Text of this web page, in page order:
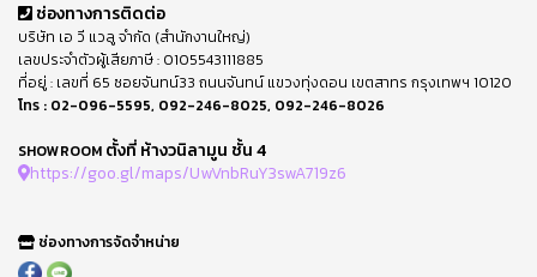
ช่องทางการติดต่อ
บริษัท เอ วี แวลู จำกัด (สำนักงานใหญ่)
เลขประจำตัวผู้เสียภาษี : 0105543111885
ที่อยู่ : เลขที่ 65 ซอยจันทน์33 ถนนจันทน์ แขวงทุ่งดอน เขตสาทร กรุงเทพฯ 10120
โทร : 02-096-5595, 092-246-8025, 092-246-8026
SHOWROOM ตั้งที่ ห้างวนิลามูน ชั้น 4
https://goo.gl/maps/UwVnbRuY3swA719z6
ช่องทางการจัดจำหน่าย